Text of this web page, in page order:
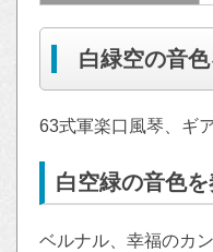
白緑空の音
63式軍楽口風琴、ギ
白空緑の音色
ベルナル、幸福のカ